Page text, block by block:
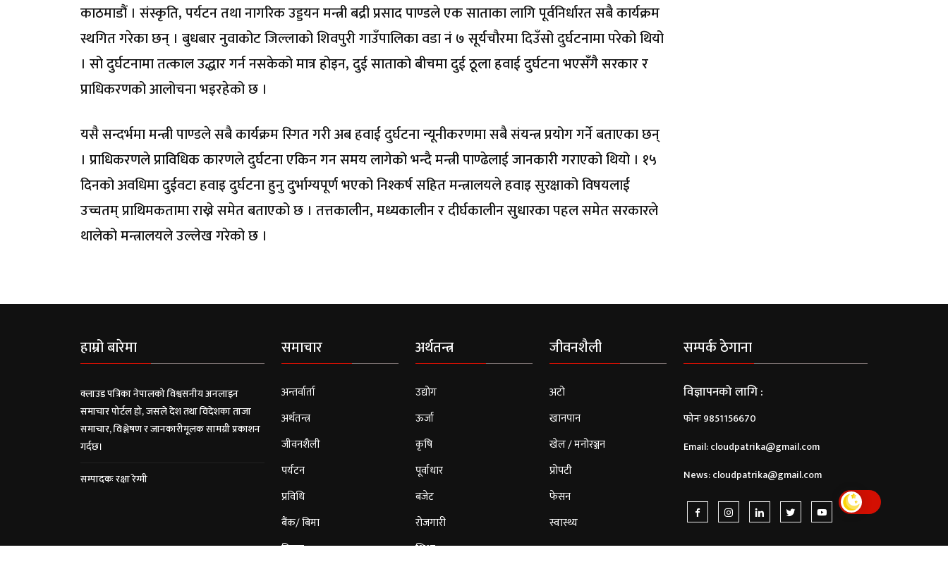
काठमाडौं । संस्कृति, पर्यटन तथा नागरिक उड्डयन मन्त्री बद्री प्रसाद पाण्डले एक साताका लागि पूर्वनिर्धारत सबै कार्यक्रम
स्थगित गरेका छन् । बुधबार नुवाकोट जिल्लाको शिवपुरी गाउँपालिका वडा नं ७ सूर्यचौरमा दिउँसो दुर्घटनामा परेको थियो
। सो दुर्घटनामा तत्काल उद्धार गर्न नसकेको मात्र होइन, दुई साताको बीचमा दुई ठूला हवाई दुर्घटना भएसँगै सरकार र
प्राधिकरणको आलोचना भइरहेको छ ।
यसै सन्दर्भमा मन्त्री पाण्डले सबै कार्यक्रम स्गित गरी अब हवाई दुर्घटना न्यूनीकरणमा सबै संयन्त्र प्रयोग गर्ने बताएका छन्
। प्राधिकरणले प्राविधिक कारणले दुर्घटना एकिन गन समय लागेको भन्दै मन्त्री पाण्ढेलाई जानकारी गराएको थियो । १५
दिनको अवधिमा दुईवटा हवाइ दुर्घटना हुनु दुर्भाग्यपूर्ण भएको निश्कर्ष सहित मन्त्रालयले हवाइ सुरक्षाको विषयलाई
उच्चतम् प्राथिमकतामा राख्ने समेत बताएको छ । तत्तकालीन, मध्यकालीन र दीर्घकालीन सुधारका पहल समेत सरकारले
थालेको मन्त्रालयले उल्लेख गरेको छ ।
हाम्रो बारेमा
क्लाउड पत्रिका नेपालको विश्वसनीय अनलाइन
समाचार पोर्टल हो, जसले देश तथा विदेशका ताजा
समाचार, विश्लेषण र जानकारीमूलक सामग्री प्रकाशन
गर्दछ।
सम्पादकः रक्षा रेग्मी
समाचार
अन्तर्वार्ता
अर्थतन्त्र
जीवनशैली
पर्यटन
प्रविधि
बैंक/ बिमा
विचार
अर्थतन्त्र
उद्योग
ऊर्जा
कृषि
पूर्वाधार
बजेट
रोजगारी
शिक्षा
जीवनशैली
अटो
खानपान
खेल / मनोरञ्जन
प्रोपटी
फेसन
स्वास्थ्य
सम्पर्क ठेगाना
विज्ञापनको लागि :
फोनः 9851156670
Email:cloudpatrika@gmail.com
News:cloudpatrika@gmail.com